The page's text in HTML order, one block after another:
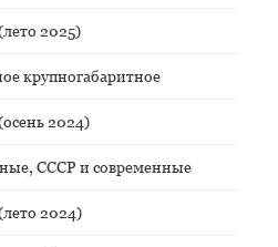
2025)
крупногабаритное
2024)
СССР и современные
2024)